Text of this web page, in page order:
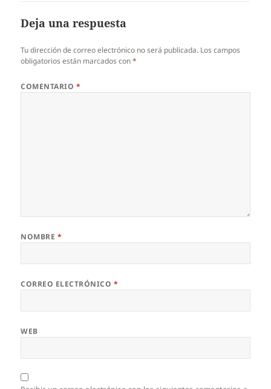
Deja una respuesta
Tu dirección de correo electrónico no será publicada. Los campos
obligatorios están marcados con*
COMENTARIO *
NOMBRE *
CORREO ELECTRÓNICO *
WEB